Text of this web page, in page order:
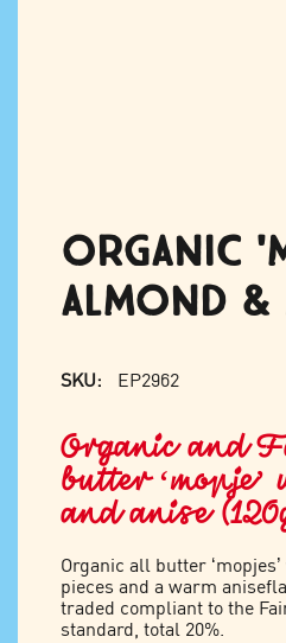
ORGANIC
ALMOND &
SKU: EP2962
Organic and
butter
and anise
Organic all butter
pieces and a warm
traded compliant to the
standard, total 20%.